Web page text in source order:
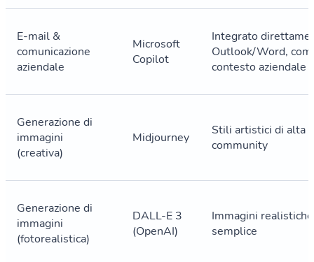
Login
E-mail &
comunicazione
aziendale
Microsoft
Copilot
Integrato
Outlook/Word,
contesto aziendale
Generazione di
immagini
(creativa)
Midjourney
Stili artistici di alta
community
Generazione di
immagini
(fotorealistica)
DALL-E 3
(OpenAI)
Immagini
semplice